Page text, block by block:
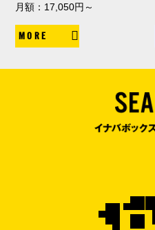
月額：17,050円～
MORE